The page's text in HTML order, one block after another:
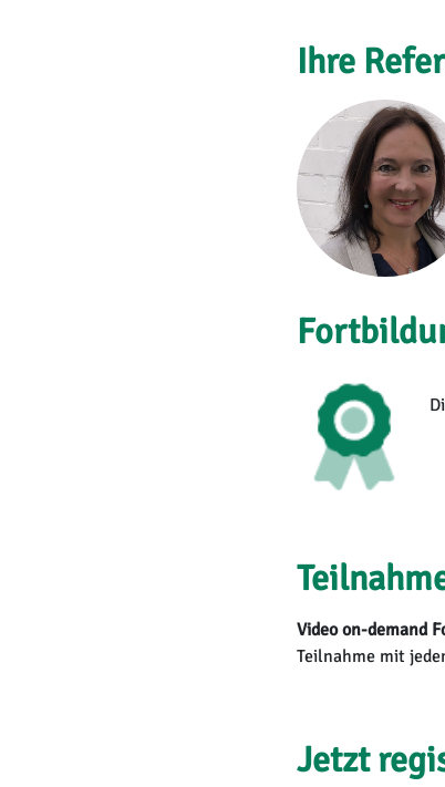
Ihre
Video on-demand
Teilnahme mit
Jetzt